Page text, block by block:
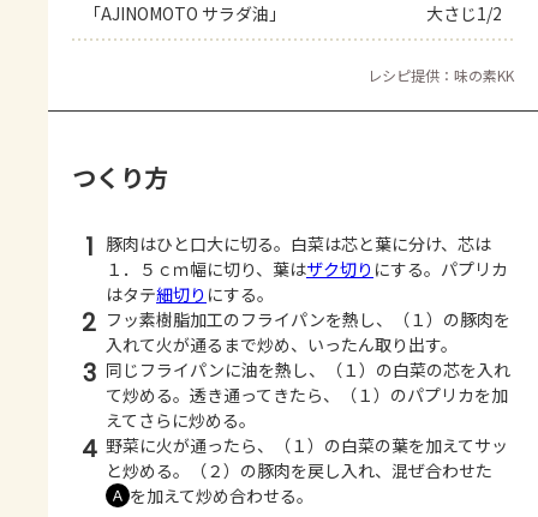
「AJINOMOTO サラダ油」 大さじ1/2
レシピ提供：味の素KK
つくり方
1 豚肉はひと口大に切る。白菜は芯と葉に分け、芯は
１．５ｃｍ幅に切り、葉はザク切り にする。パプリカ
はタテ細切り にする。
2 フッ素樹脂加工のフライパンを熱し、（１）の豚肉を
入れて火が通るまで炒め、いったん取り出す。
3 同じフライパンに油を熱し、（１）の白菜の芯を入れ
て炒める。透き通ってきたら、（１）のパプリカを加
えてさらに炒める。
4 野菜に火が通ったら、（１）の白菜の葉を加えてサッ
と炒める。（２）の豚肉を戻し入れ、混ぜ合わせた
Ａ を加えて炒め合わせる。